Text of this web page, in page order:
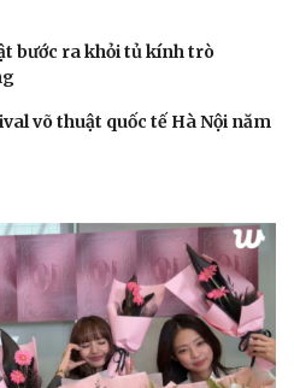
bước ra khỏi tủ kính trò
võ thuật quốc tế Hà Nội năm